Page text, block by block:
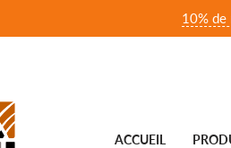
10% de
ACCUEIL